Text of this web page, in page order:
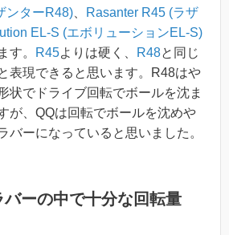
ンターR48)
Rasanter R45 (ラザ
EL-S (エボリューションEL-S)
す。
R45よりは硬く、 R48と同じ
表現できると思います。R48はや
状でドライブ回転でボールを沈ま
が、QQは回転でボールを沈めや
バーになっていると思いました。
ーの中で十分な回転量